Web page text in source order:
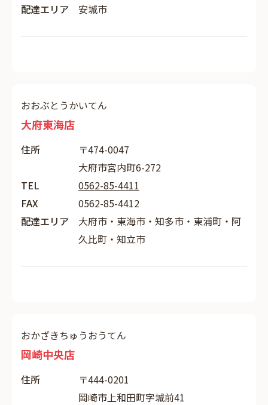
配達エリア
安城市
おおぶとうかいてん
大府東海店
住所
〒474-0047
大府市宮内町6-272
TEL
0562-85-4411
FAX
0562-85-4412
配達エリア
大府市・東海市・知多市・東浦町・阿
久比町・知立市
おかざきちゅうおうてん
岡崎中央店
住所
〒444-0201
岡崎市上和田町字城前41